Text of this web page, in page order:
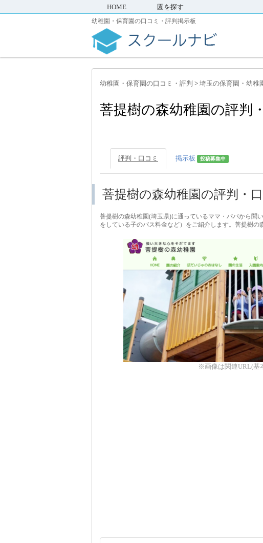
HOME 園を探す
幼稚園・保育園の口コミ・評判掲示板
幼稚園・保育園の口コミ・評判 > 埼玉の保育園・幼稚
菩提樹の森幼稚園の評判
評判・口コミ 掲示板 投稿募集中
菩提樹の森幼稚園の評判・口
菩提樹の森幼稚園(埼玉県)に通っているママ・パパから聞
をしている子のバス料金など）をご紹介します。菩提樹の
※画像は関連URL(基